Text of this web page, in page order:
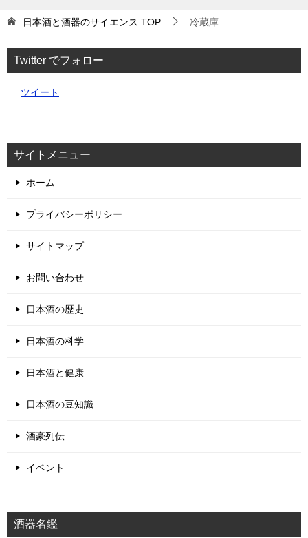
日本酒と酒器のサイエンス TOP 冷蔵庫
Twitter でフォロー
ツイート
サイトメニュー
ホーム
プライバシーポリシー
サイトマップ
お問い合わせ
日本酒の歴史
日本酒の科学
日本酒と健康
日本酒の豆知識
酒豪列伝
イベント
酒器名鑑